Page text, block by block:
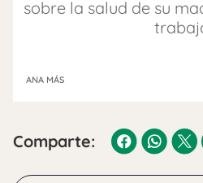
sobre la salud de su
ANA MÁS
Comparte: